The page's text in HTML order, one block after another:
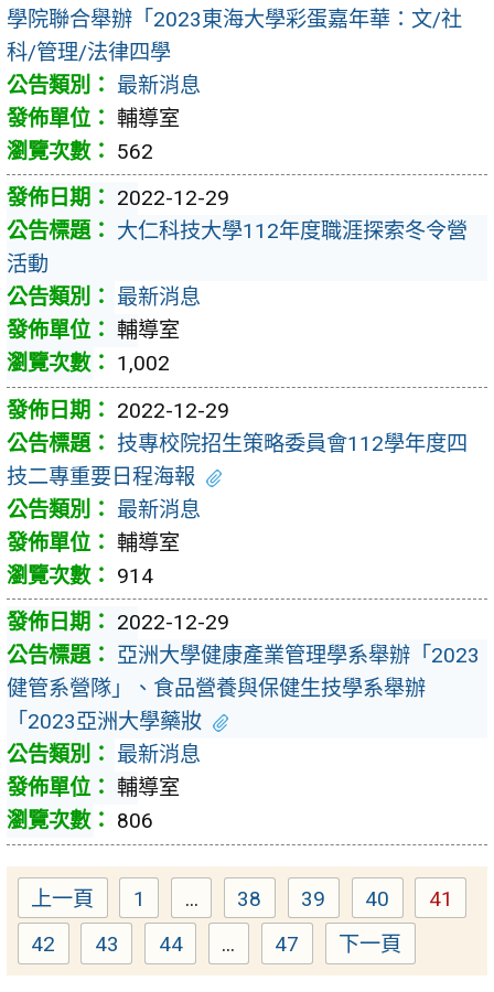
學院聯合舉辦「2023東海大學彩蛋嘉年華：文/社
科/管理/法律四學
最新消息
輔導室
562
2022-12-29
大仁科技大學112年度職涯探索冬令營
活動
最新消息
輔導室
1,002
2022-12-29
技專校院招生策略委員會112學年度四
技二專重要日程海報
最新消息
輔導室
914
2022-12-29
亞洲大學健康產業管理學系舉辦「2023
健管系營隊」、食品營養與保健生技學系舉辦
「2023亞洲大學藥妝
最新消息
輔導室
806
上一頁 Page
1 ... Page
38 Page
39 Page
40 Page
41
Page
42 Page
43 Page
44 ... Page
47 下一頁